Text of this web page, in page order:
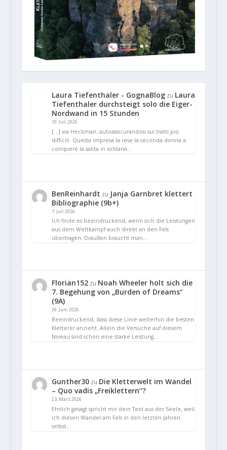
Laura Tiefenthaler - GognaBlogzu Laura
Tiefenthaler durchsteigt solo die Eiger-
Nordwand in 15 Stunden
10. Juli 2026
[…] via Heckmair, autoassicurandosi sui tratti più
difficili. Questa impresa la rese la seconda donna a
compiere la salita in solitaria…
BenReinhardt zu Janja Garnbret klettert
Bibliographie (9b+)
7. Juli 2026
Ich finde es beeindruckend, wenn sich die Leistungen
aus dem Wettkampf auch direkt an den Fels
übertragen. Draußen braucht man…
Florian152zu Noah Wheeler holt sich die
7. Begehung von „Burden of Dreams“
(9A)
26. Juni 2026
Beeindruckend, dass diese Linie weiterhin die besten
Kletterer anzieht. Allein die Versuche auf diesem
Niveau sind schon eine starke Leistung.…
Gunther30zu Die Kletterwelt im Wandel
– Quo vadis „Freiklettern“?
23. März 2026
Ehrlich gesagt spricht mir dein Text aus der Seele, weil
ich diesen Wandel am Fels in den letzten Jahren
selbst…